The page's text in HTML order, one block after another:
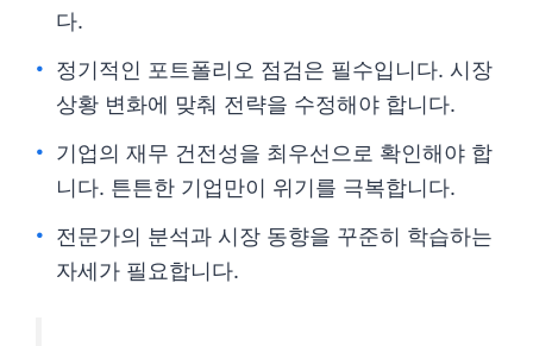
다.
정기적인 포트폴리오 점검은 필수입니다. 시장
상황 변화에 맞춰 전략을 수정해야 합니다.
기업의 재무 건전성을 최우선으로 확인해야 합
니다. 튼튼한 기업만이 위기를 극복합니다.
전문가의 분석과 시장 동향을 꾸준히 학습하는
자세가 필요합니다.